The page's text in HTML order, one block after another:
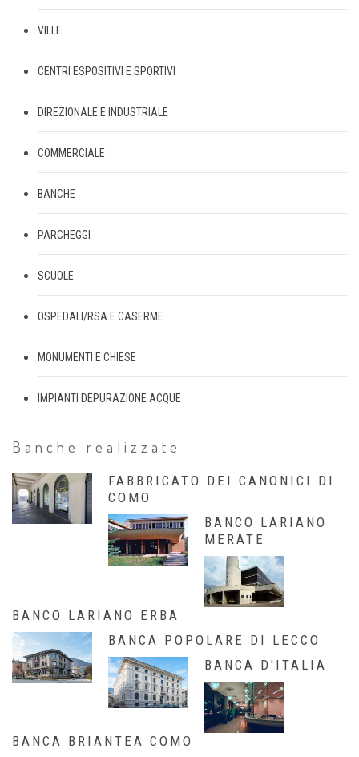
VILLE
CENTRI ESPOSITIVI E SPORTIVI
DIREZIONALE E INDUSTRIALE
COMMERCIALE
BANCHE
PARCHEGGI
SCUOLE
OSPEDALI/RSA E CASERME
MONUMENTI E CHIESE
IMPIANTI DEPURAZIONE ACQUE
Banche realizzate
FABBRICATO DEI CANONICI DI
COMO
BANCO LARIANO
MERATE
BANCO LARIANO ERBA
BANCA POPOLARE DI LECCO
BANCA D'ITALIA
BANCA BRIANTEA COMO